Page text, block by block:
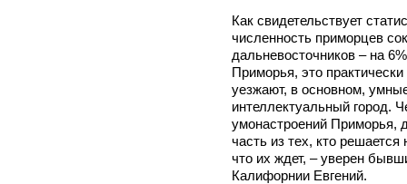
Как свидетельствует
численность приморцев
дальневосточников – на
Приморья, это
уезжают, в основном,
интеллектуальный город.
умонастроений Приморья,
часть из тех, кто
что их ждет, – уверен
Калифорнии Евгений.